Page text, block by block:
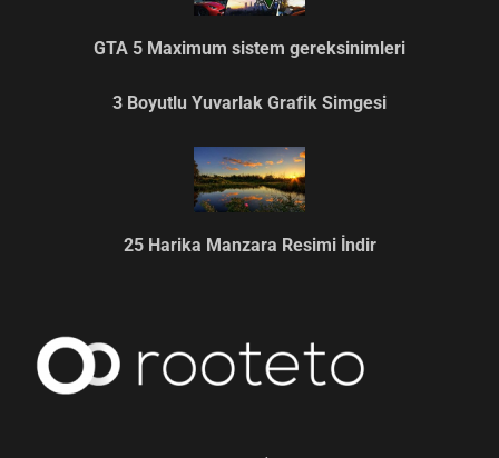
GTA 5 Maximum sistem gereksinimleri
3 Boyutlu Yuvarlak Grafik Simgesi
25 Harika Manzara Resimi İndir